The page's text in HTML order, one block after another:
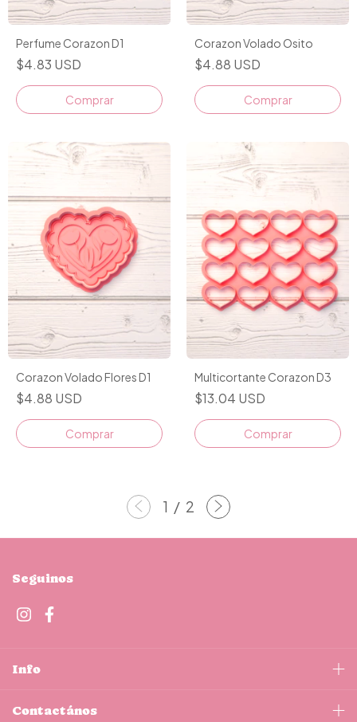
Perfume Corazon D1
$4.83 USD
Comprar
Corazon Volado Osito
$4.88 USD
Comprar
Corazon Volado Flores D1
$4.88 USD
Comprar
Multicortante Corazon D3
$13.04 USD
Comprar
1 / 2
Seguinos
Info
Contactános